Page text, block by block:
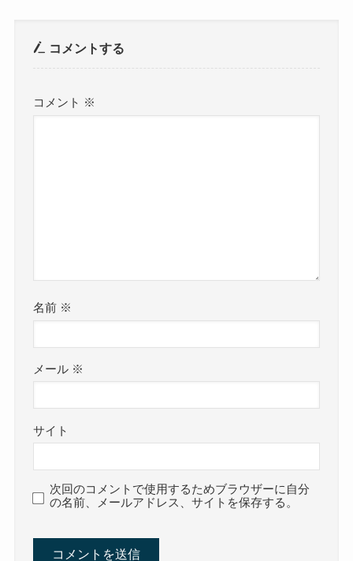
コメントする
コメント ※
名前 ※
メール ※
サイト
次回のコメントで使用するためブラウザーに自分
の名前、メールアドレス、サイトを保存する。